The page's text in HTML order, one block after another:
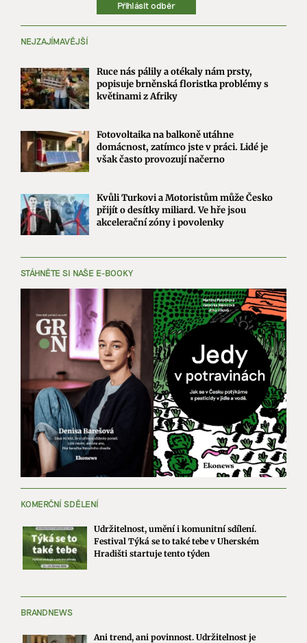
Přihlásit odběr
NEJZAJÍMAVĚJŠÍ
Ruce nás pálily a otékaly nám prsty,
popisuje brněnská floristka problémy s
květinami z Afriky
Fotovoltaika na balkoně utáhne
domácnost, zatímco jste v práci. Lidé je
však často provozují načerno
Kvůli Turkovi a Motoristům může Česko
přijít o desítky miliard. Ve hře jsou
akcelerační zóny i povolenky
STÁHNĚTE SI NAŠE E-BOOKY
KOMERČNÍ SDĚLENÍ
Udržitelnost, umění i komunitní sdílení.
Festival Týká se to také tebe v Uherském
Hradišti startuje tento týden
BRANDNEWS
Ani trend, ani povinnost. Udržitelnost je